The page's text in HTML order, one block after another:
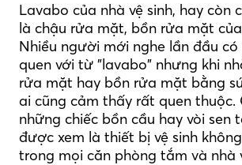
Lavabo của nhà vệ sinh, hay còn
là chậu rửa mặt, bồn rửa mặt của
Nhiều người mới nghe lần đầu
quen với từ "lavabo" nhưng khi
rửa mặt hay bồn rửa mặt bằng
ai cũng cảm thấy rất quen thuộc.
những chiếc bồn cầu hay vòi sen
được xem là thiết bị vệ sinh
trong mọi căn phòng tắm và nhà